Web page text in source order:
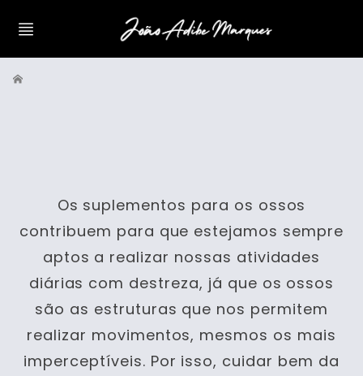
Os suplementos para os ossos
contribuem para que estejamos sempre
aptos a realizar nossas atividades
diárias com destreza, já que os ossos
são as estruturas que nos permitem
realizar movimentos, mesmos os mais
imperceptíveis. Por isso, cuidar bem da